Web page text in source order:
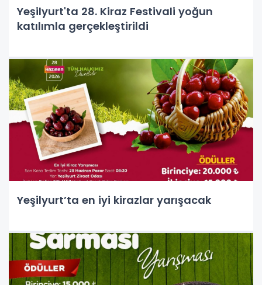
Yeşilyurt'ta 28. Kiraz Festivali yoğun
katılımla gerçekleştirildi
Yeşilyurt’ta en iyi kirazlar yarışacak